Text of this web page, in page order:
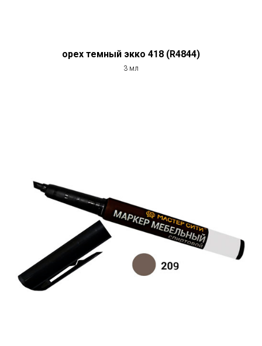
орех темный экко 418 (R4844)
3 мл